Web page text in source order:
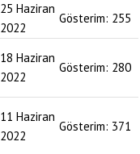
25 Haziran
2022
Gösterim: 255
18 Haziran
2022
Gösterim: 280
11 Haziran
2022
Gösterim: 371